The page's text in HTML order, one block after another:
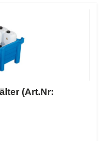
(Art.Nr: